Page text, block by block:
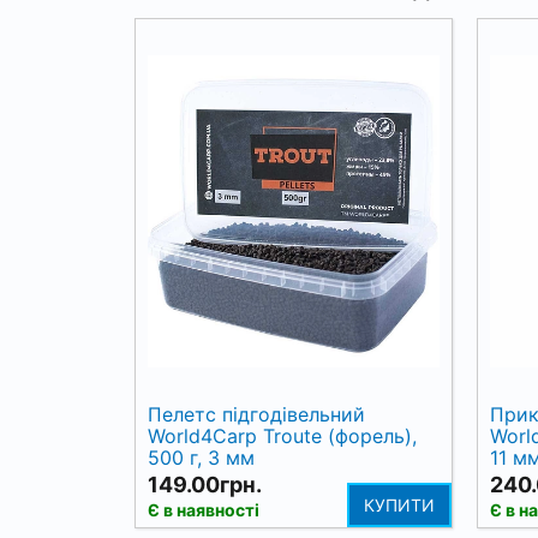
Пелетс підгодівельний
World4Carp Troute (форель),
500 г, 3 мм
149.00грн.
Є в наявності КУПИТИ
11
Є в